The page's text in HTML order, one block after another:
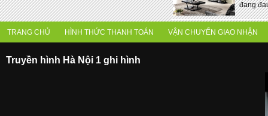
đang
TRANG CHỦ HÌNH THỨC THANH TOÁN VẬN CHUYỂN GIAO NHẬN
Truyền hình Hà Nội 1 ghi hình